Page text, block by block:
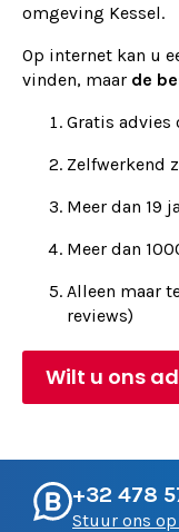
omgeving Kessel.
Op internet kan u
vinden, maar de
Gratis advies
Zelfwerkend
Meer dan 19
Meer dan
Alleen maar
reviews)
Wilt u ons
+32 478
Stuur ons